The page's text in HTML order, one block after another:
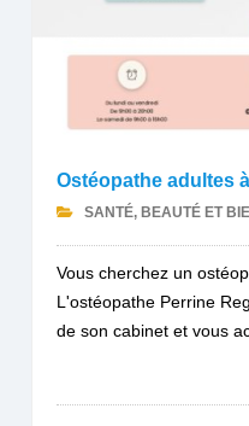
Ostéopathe adultes
SANTÉ, BEAUTÉ ET
Vous cherchez un
L'ostéopathe Perrine
de son cabinet et vous